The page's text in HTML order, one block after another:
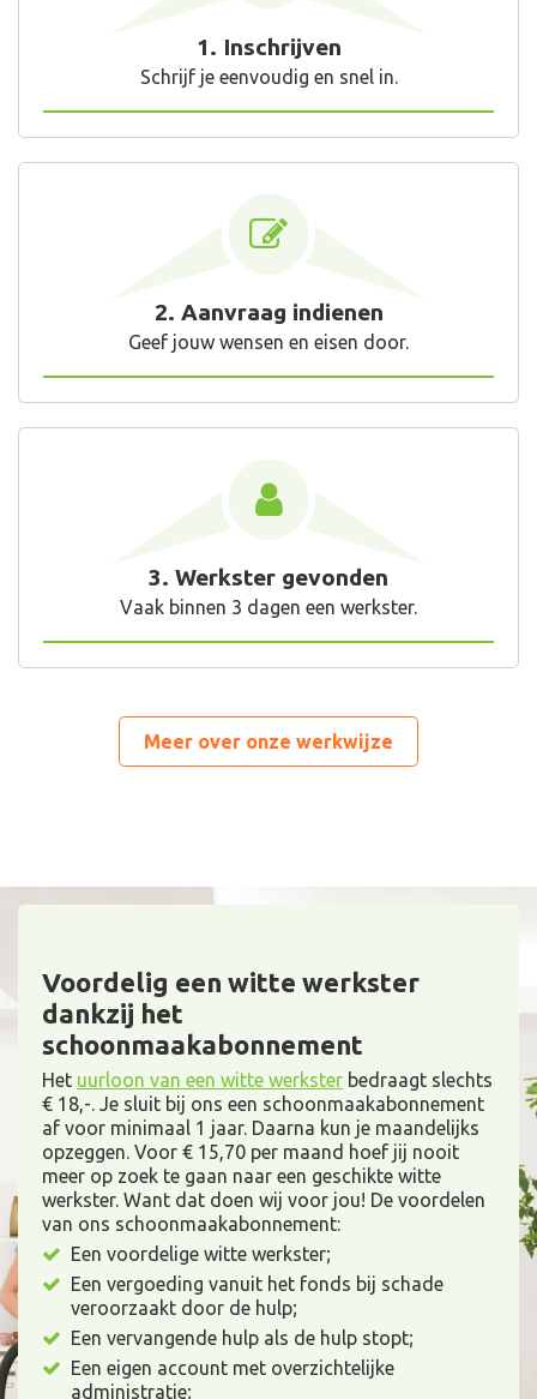
1. Inschrijven
Schrijf je eenvoudig en snel in.
2. Aanvraag indienen
Geef jouw wensen en eisen door.
3. Werkster gevonden
Vaak binnen 3 dagen een werkster.
Meer over onze werkwijze
Voordelig een witte werkster
dankzij het
schoonmaakabonnement
Het uurloon van een witte werkster bedraagt slechts
€ 18,-. Je sluit bij ons een schoonmaakabonnement
af voor minimaal 1 jaar. Daarna kun je maandelijks
opzeggen. Voor € 15,70 per maand hoef jij nooit
meer op zoek te gaan naar een geschikte witte
werkster. Want dat doen wij voor jou! De voordelen
van ons schoonmaakabonnement:
Een voordelige witte werkster;
Een vergoeding vanuit het fonds bij schade
veroorzaakt door de hulp;
Een vervangende hulp als de hulp stopt;
Een eigen account met overzichtelijke
administratie;